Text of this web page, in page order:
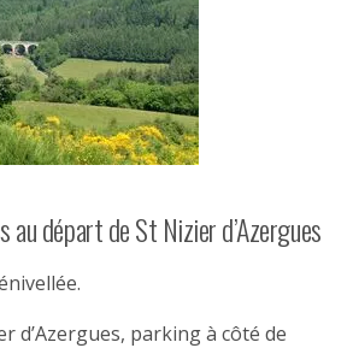
au départ de St Nizier d’Azergues
d’Azergues, parking à côté de